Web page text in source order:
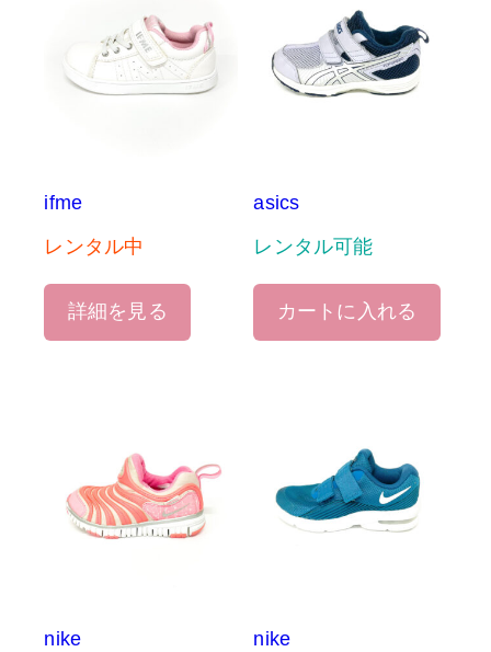
ifme
レンタル中
詳細を見る
asics
レンタル可能
カートに入れる
nike
nike